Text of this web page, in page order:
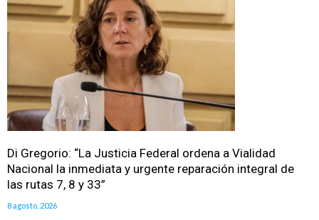
Di Gregorio: “La Justicia Federal ordena a Vialidad
Nacional la inmediata y urgente reparación integral de
las rutas 7, 8 y 33”
8 agosto, 2026